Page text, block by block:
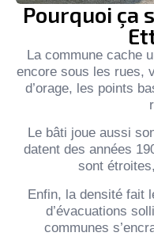
Pourquoi ça
La commune cache
encore sous les rues,
d’orage, les points
Le bâti joue aussi
datent des années
sont
Enfin, la densité fait
d’évacuations
communes